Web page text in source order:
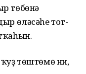
төбөнә
өләсәһе тот­
ҡуҙ төштөмө ни,